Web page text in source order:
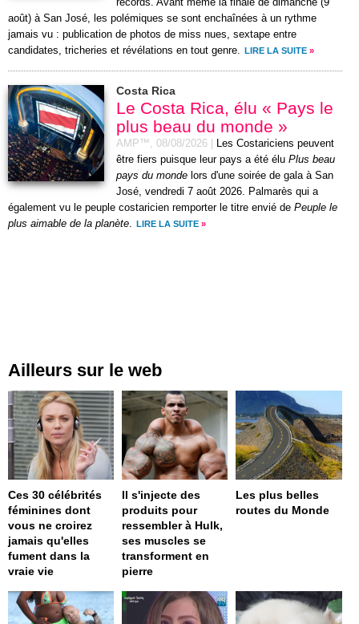
records. Avant même la finale de dimanche (9
août) à San José, les polémiques se sont enchaînées à un rythme
jamais vu : publication de photos de miss nues, sextape entre
candidates, tricheries et révélations en tout genre.
LIRE LA SUITE »
Costa Rica
Le Costa Rica, élu « Pays le
plus beau du monde »
AMP™, 08/08/2026
Les Costariciens peuvent
être fiers puisque leur pays a été élu Plus beau
pays du monde lors d'une soirée de gala à San
José, vendredi 7 août 2026. Palmarès qui a
également vu le peuple costaricien remporter le titre envié de Peuple le
plus aimable de la planète. LIRE LA SUITE »
Ailleurs sur le web
Ces 30 célébrités
féminines dont
vous ne croirez
jamais qu'elles
fument dans la
vraie vie
Il s'injecte des
produits pour
ressembler à Hulk,
ses muscles se
transforment en
pierre
Les plus belles
routes du Monde